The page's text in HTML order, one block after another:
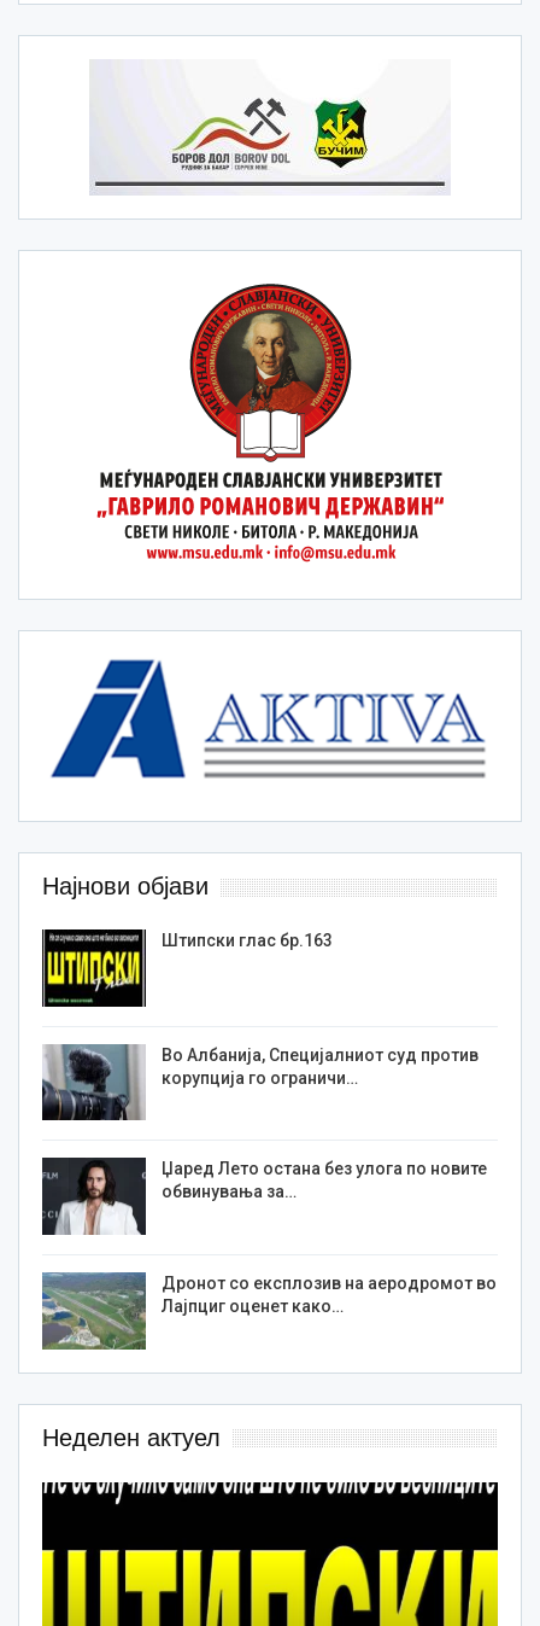
Најнови објави
Штипски глас бр.163
Во Албанија, Специјалниот суд против
корупција го ограничи…
Џаред Лето остана без улога по новите
обвинувања за…
Дронот со експлозив на аеродромот во
Лајпциг оценет како…
Неделен актуел